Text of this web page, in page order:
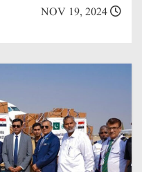
NOV 19, 2024